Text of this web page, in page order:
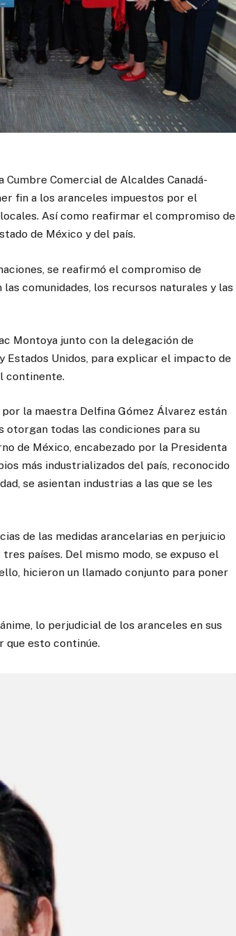
Comercial de Alcaldes Canadá-
fin a los aranceles impuestos por el
Así como reafirmar el compromiso de
de México y del país.
se reafirmó el compromiso de
comunidades, los recursos naturales y las
Montoya junto con la delegación de
Estados Unidos, para explicar el impacto de
continente.
la maestra Delfina Gómez Álvarez están
otorgan todas las condiciones para su
de México, encabezado por la Presidenta
más industrializados del país, reconocido
se asientan industrias a las que se les
de las medidas arancelarias en perjuicio
países. Del mismo modo, se expuso el
hicieron un llamado conjunto para poner
lo perjudicial de los aranceles en sus
que esto continúe.